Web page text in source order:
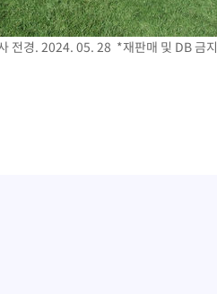
전경. 2024. 05. 28 *재판매 및 DB 금지